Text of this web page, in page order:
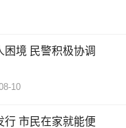
困境 民警积极协调
10
行 市民在家就能便